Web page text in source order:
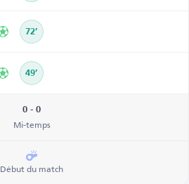
72’
49’
0 - 0
Mi-temps
Début du match